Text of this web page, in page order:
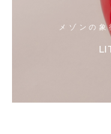
メゾンの